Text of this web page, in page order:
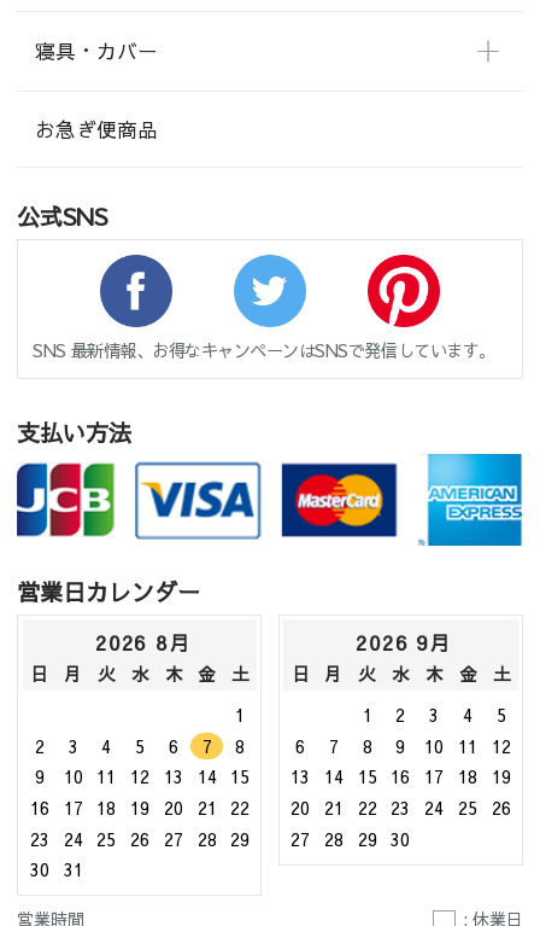
寝具・カバー
お急ぎ便商品
公式SNS
SNS 最新情報、お得なキャンペーンはSNSで発信しています。
支払い方法
営業日カレンダー
2026 8月
日 月 火 水 木 金
土
1
2
3 4 5 6 7
8
9
10 11 12 13 14
15
16
17 18 19 20 21
22
23
24 25 26 27 28
29
30
31
2026 9月
日 月 火 水 木 金
土
1
2 3 4
5
6
7 8 9 10 11
12
13
14 15 16 17 18
19
20
21 22 23 24 25
26
27
28 29 30
営業時間
: 休業日